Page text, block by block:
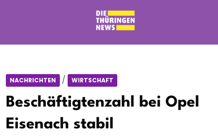
NACHRICHTEN / WIRTSCHAFT
Beschäftigtenzahl bei Opel
Eisenach stabil